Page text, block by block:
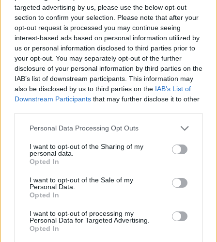
targeted advertising by us, please use the below opt-out
section to confirm your selection. Please note that after your
opt-out request is processed you may continue seeing
interest-based ads based on personal information utilized by
us or personal information disclosed to third parties prior to
your opt-out. You may separately opt-out of the further
disclosure of your personal information by third parties on the
IAB’s list of downstream participants. This information may
also be disclosed by us to third parties on the IAB’s List of
Downstream Participants that may further disclose it to other
Please note that this website/app uses one or more Google
not limited to your visit or usage behaviour. You may click to
grant or deny consent to Google and its third-party tags to
use your data for below specified purposes in below Google
consent section.
Personal Data Processing Opt Outs
I want to opt-out of the Sharing of my
personal data.
Opted In
I want to opt-out of the Sale of my
Personal Data.
Opted In
I want to opt-out of processing my
Personal Data for Targeted Advertising.
Opted In
KTI Magyar Közlekedéstudományi és Logisztikai Intézet (KTI) –
az Építési és Közlekedési Minisztérium (ÉKM) támogatásával –
nagycsoportos óvodások számára szervez közlekedésbiztonsági
programot, valamint 10.000 db, közlekedésbiztonsági
napján